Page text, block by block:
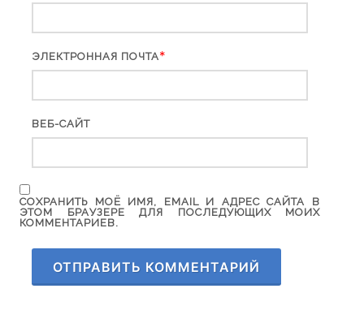
ЭЛЕКТРОННАЯ ПОЧТА*
ВЕБ-САЙТ
СОХРАНИТЬ МОЁ ИМЯ, EMAIL И АДРЕС САЙТА В
ЭТОМ БРАУЗЕРЕ ДЛЯ ПОСЛЕДУЮЩИХ МОИХ
КОММЕНТАРИЕВ.